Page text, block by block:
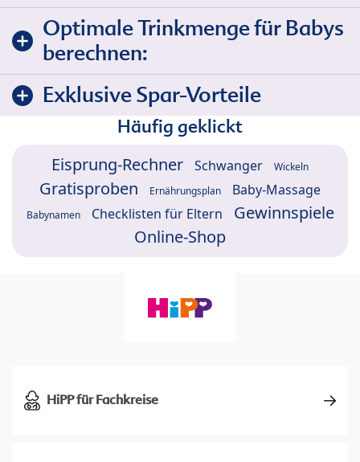
Optimale Trinkmenge für Babys
berechnen:
Exklusive Spar-Vorteile
Häufig geklickt
Eisprung-Rechner Schwanger Wickeln
Gratisproben Ernährungsplan Baby-Massage
Babynamen Checklisten für Eltern
Gewinnspiele
Online-Shop
HiPP für Fachkreise